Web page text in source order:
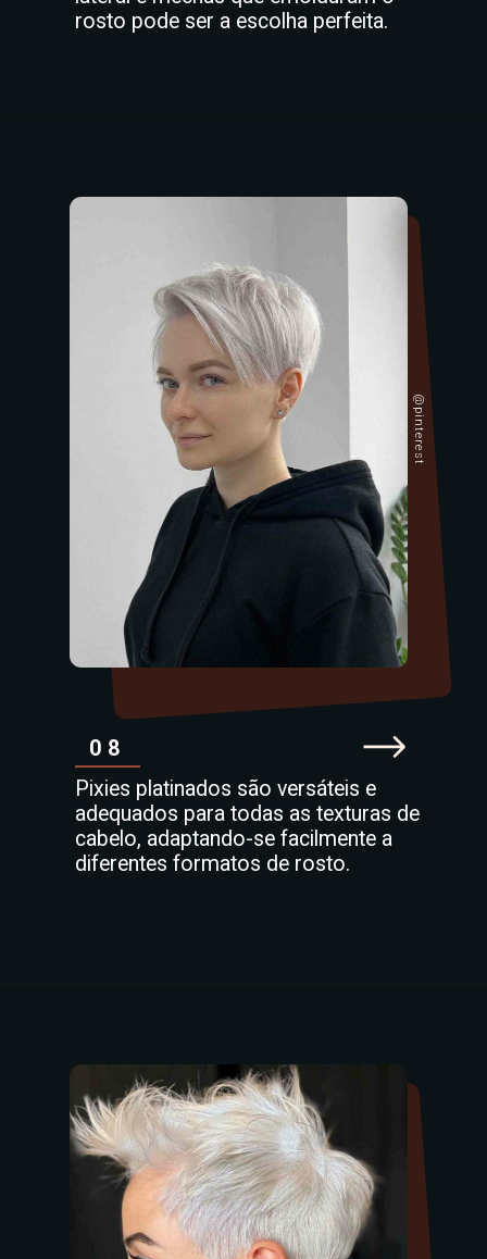
rosto pode ser a escolha perfeita.
08
Pixies platinados são versáteis e
adequados para todas as texturas de
cabelo, adaptando-se facilmente a
diferentes formatos de rosto.
@pinterest